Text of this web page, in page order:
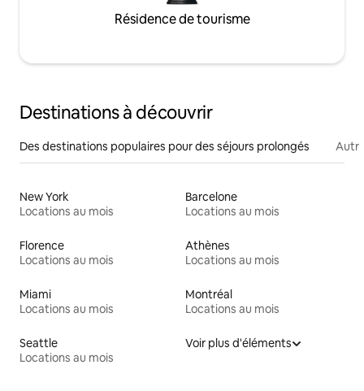
Résidence de tourisme
Destinations à découvrir
Des destinations populaires pour des séjours prolongés
New York
Locations au mois
Barcelone
Locations au mois
Florence
Locations au mois
Athènes
Locations au mois
Miami
Locations au mois
Montréal
Locations au mois
Seattle
Locations au mois
Voir plus d'éléments